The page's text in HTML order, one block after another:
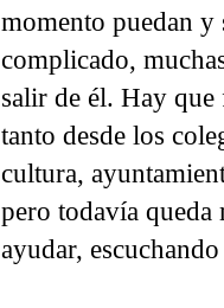
momento puedan y
complicado,
salir de él. Hay que
tanto desde los
cultura,
pero todavía queda
ayudar,